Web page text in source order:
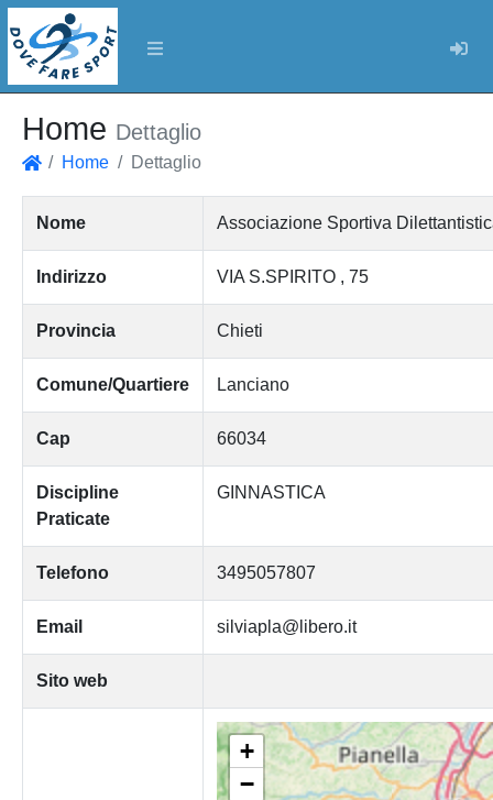
Home Dettaglio
Home Dettaglio
Nome Associazione Sportiva
Indirizzo VIA S.SPIRITO , 75
Provincia Chieti
Comune/Quartiere Lanciano
Cap 66034
Discipline
Praticate
GINNASTICA
Telefono 3495057807
Email silviapla@libero.it
Sito web
+
−